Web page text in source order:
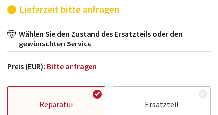
Lieferzeit bitte anfragen
Wählen Sie den Zustand des Ersatzteils oder den
gewünschten Service
Preis (EUR): Bitte anfragen
Reparatur Ersatzteil